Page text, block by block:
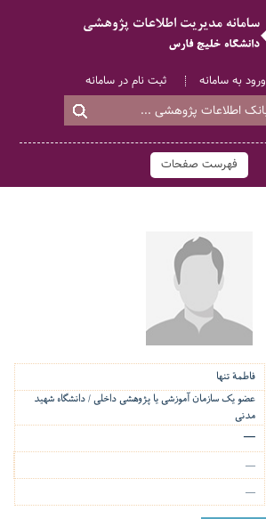
ثبت نام در سامانه ورود به سامانه
فهرست صفحات
فاطمة تنها
عضو یک سازمان آموزشی یا پژوهشی داخلی / دانشگاه شهید
مدنی
—
—
—